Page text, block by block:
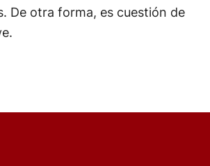
De otra forma, es cuestión de